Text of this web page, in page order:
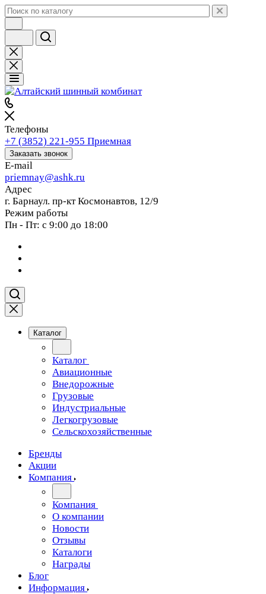
Телефоны
+7 (3852) 221-955 Приемная
Заказать звонок
E-mail
priemnay@ashk.ru
Адрес
г. Барнаул. пр-кт Космонавтов, 12/9
Режим работы
Пн - Пт: с 9:00 до 18:00
Каталог
Каталог
Авиационные
Внедорожные
Грузовые
Индустриальные
Легкогрузовые
Сельскохозяйственные
Бренды
Акции
Компания
Компания
О компании
Новости
Отзывы
Каталоги
Награды
Блог
Информация